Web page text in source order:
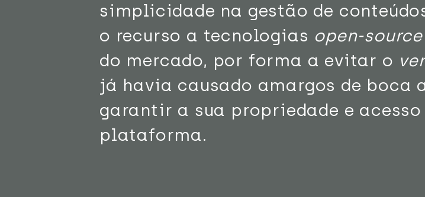
simplicidade na gestão de
o recurso a tecnologias open-source
do mercado, por forma a evitar o
já havia causado amargos de boca
garantir a sua propriedade e
plataforma.